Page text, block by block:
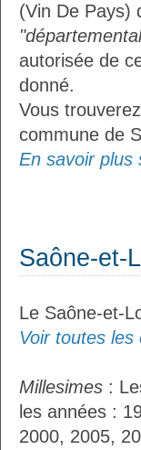
(Vin De Pays)
autorisée de
donné.
Vous
commune de
En savoir plus
Saône-et-
Le Saône-et-
Voir toutes les
Millesimes :
les années :
2000, 2005,